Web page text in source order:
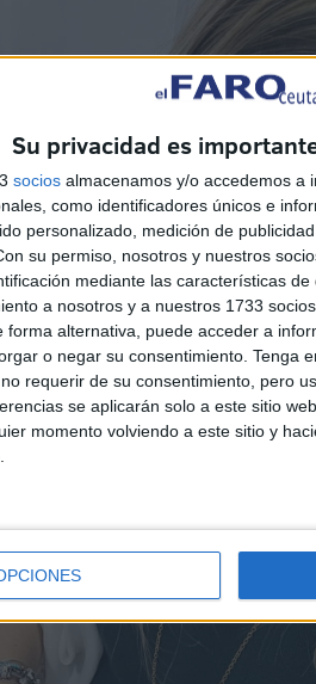
Su privacidad es
socios almacenamos y/o accedemos a
como identificadores únicos e
personalizado, medición de
su permiso, nosotros y nuestros
mediante las características
a nosotros y a nuestros 1733
forma alternativa, puede acceder a
o negar su consentimiento. Tenga
requerir de su consentimiento, pero
se aplicarán solo a este sitio
momento volviendo a este sitio y